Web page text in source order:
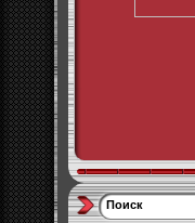
Поиск